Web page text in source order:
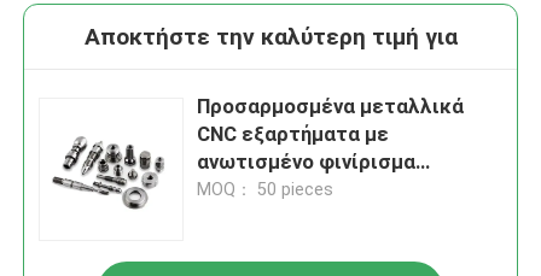
Αποκτήστε την καλύτερη τιμή για
Προσαρμοσμένα μεταλλικά
CNC εξαρτήματα με
ανωτισμένο φινίρισμα
OEM/ODM διαθέσιμα
MOQ： 50 pieces